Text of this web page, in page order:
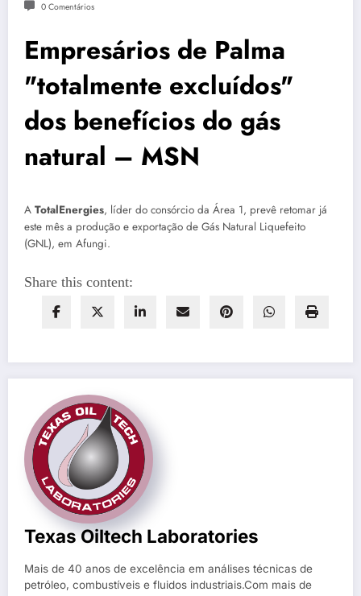
0 Comentários
Empresários de Palma
"totalmente excluídos"
dos benefícios do gás
natural – MSN
A TotalEnergies, líder do consórcio da Área 1, prevê retomar já
este mês a produção e exportação de Gás Natural Liquefeito
(GNL), em Afungi.
Share this content:
Texas Oiltech Laboratories
Mais de 40 anos de excelência em análises técnicas de
petróleo, combustíveis e fluidos industriais.Com mais de